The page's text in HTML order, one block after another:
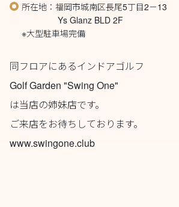
所在地：福岡市城南区長尾5丁目2－13
Ys Glanz BLD 2F
※大型駐車場完備
同フロアにあるインドアゴルフ
Golf Garden "Swing One"
は当店の姉妹店です。
ご来店をお待ちしております。
www.swingone.club